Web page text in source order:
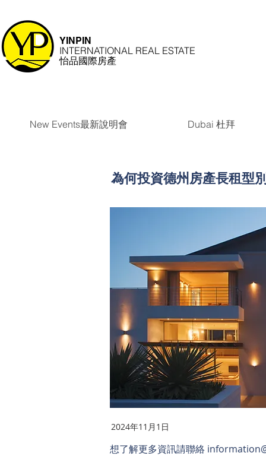
YINPIN
INTERNATIONAL REAL ESTATE
怡品國際房產
New Events最新說明會 Dubai 杜拜
為何投資德州房產長租型
2024年11月1日
想了解更多資訊請聯絡